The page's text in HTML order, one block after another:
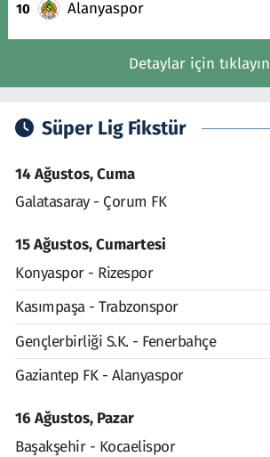
10 Alanyaspor
Detaylar için tıklayın
Süper Lig Fikstür
14 Ağustos, Cuma
Galatasaray - Çorum FK
15 Ağustos, Cumartesi
Konyaspor - Rizespor
Kasımpaşa - Trabzonspor
Gençlerbirliği S.K. - Fenerbahçe
Gaziantep FK - Alanyaspor
16 Ağustos, Pazar
Başakşehir - Kocaelispor